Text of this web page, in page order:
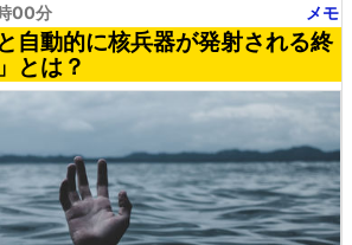
00分 メモ
自動的に核兵器が発射される終
とは？